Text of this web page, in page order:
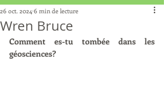
Wren Bruce
26 oct. 2024 6 min de lecture
Comment es-tu tombée dans les
géosciences?